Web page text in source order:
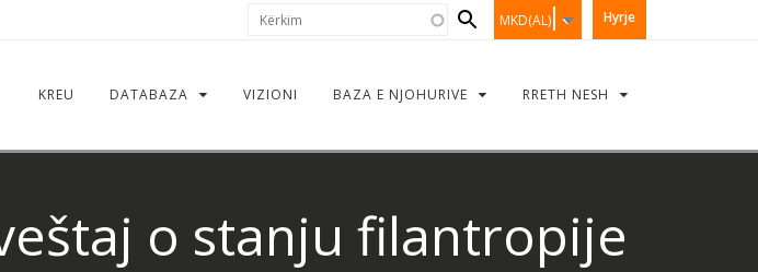
Hyrje
MKD(AL)
Search
form
KREU DATABAZA VIZIONI BAZA E NJOHURIVE RRETH NESH
o stanju filantropije